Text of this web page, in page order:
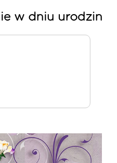
w dniu urodzin